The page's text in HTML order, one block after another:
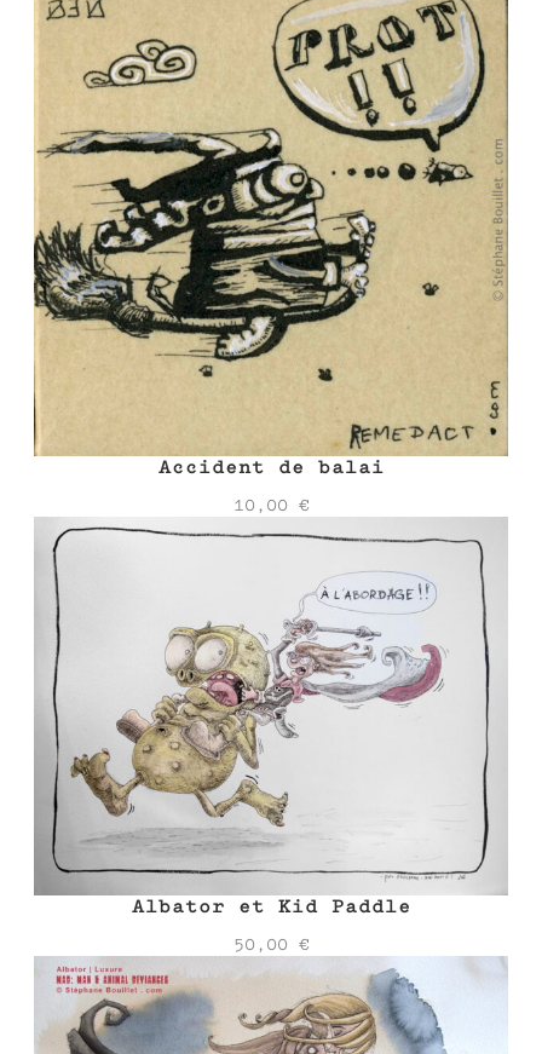
Accident de balai
10,00 €
Albator et Kid Paddle
50,00 €